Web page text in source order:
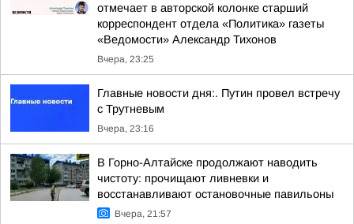
отмечает в авторской колонке старший
корреспондент отдела «Политика» газеты
«Ведомости» Александр Тихонов
Вчера, 23:25
Главные новости дня:. Путин провел встречу
с Трутневым
Вчера, 23:16
В Горно-Алтайске продолжают наводить
чистоту: прочищают ливневки и
восстанавливают остановочные павильоны
Вчера, 21:57